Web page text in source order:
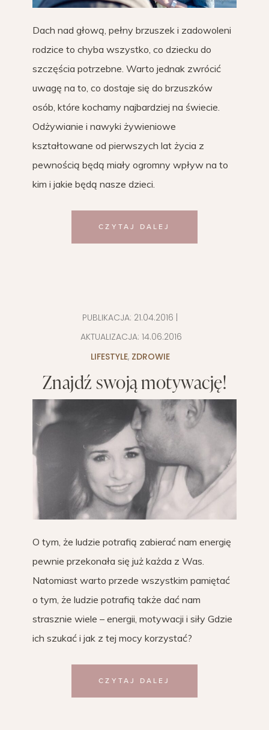
Dach nad głową, pełny brzuszek i zadowoleni
rodzice to chyba wszystko, co dziecku do
szczęścia potrzebne. Warto jednak zwrócić
uwagę na to, co dostaje się do brzuszków
osób, które kochamy najbardziej na świecie.
Odżywianie i nawyki żywieniowe
kształtowane od pierwszych lat życia z
pewnością będą miały ogromny wpływ na to
kim i jakie będą nasze dzieci.
CZYTAJ DALEJ
PUBLIKACJA: 21.04.2016 |
AKTUALIZACJA: 14.06.2016
LIFESTYLE, ZDROWIE
Znajdź swoją motywację!
O tym, że ludzie potrafią zabierać nam energię
pewnie przekonała się już każda z Was.
Natomiast warto przede wszystkim pamiętać
o tym, że ludzie potrafią także dać nam
strasznie wiele – energii, motywacji i siły Gdzie
ich szukać i jak z tej mocy korzystać?
CZYTAJ DALEJ